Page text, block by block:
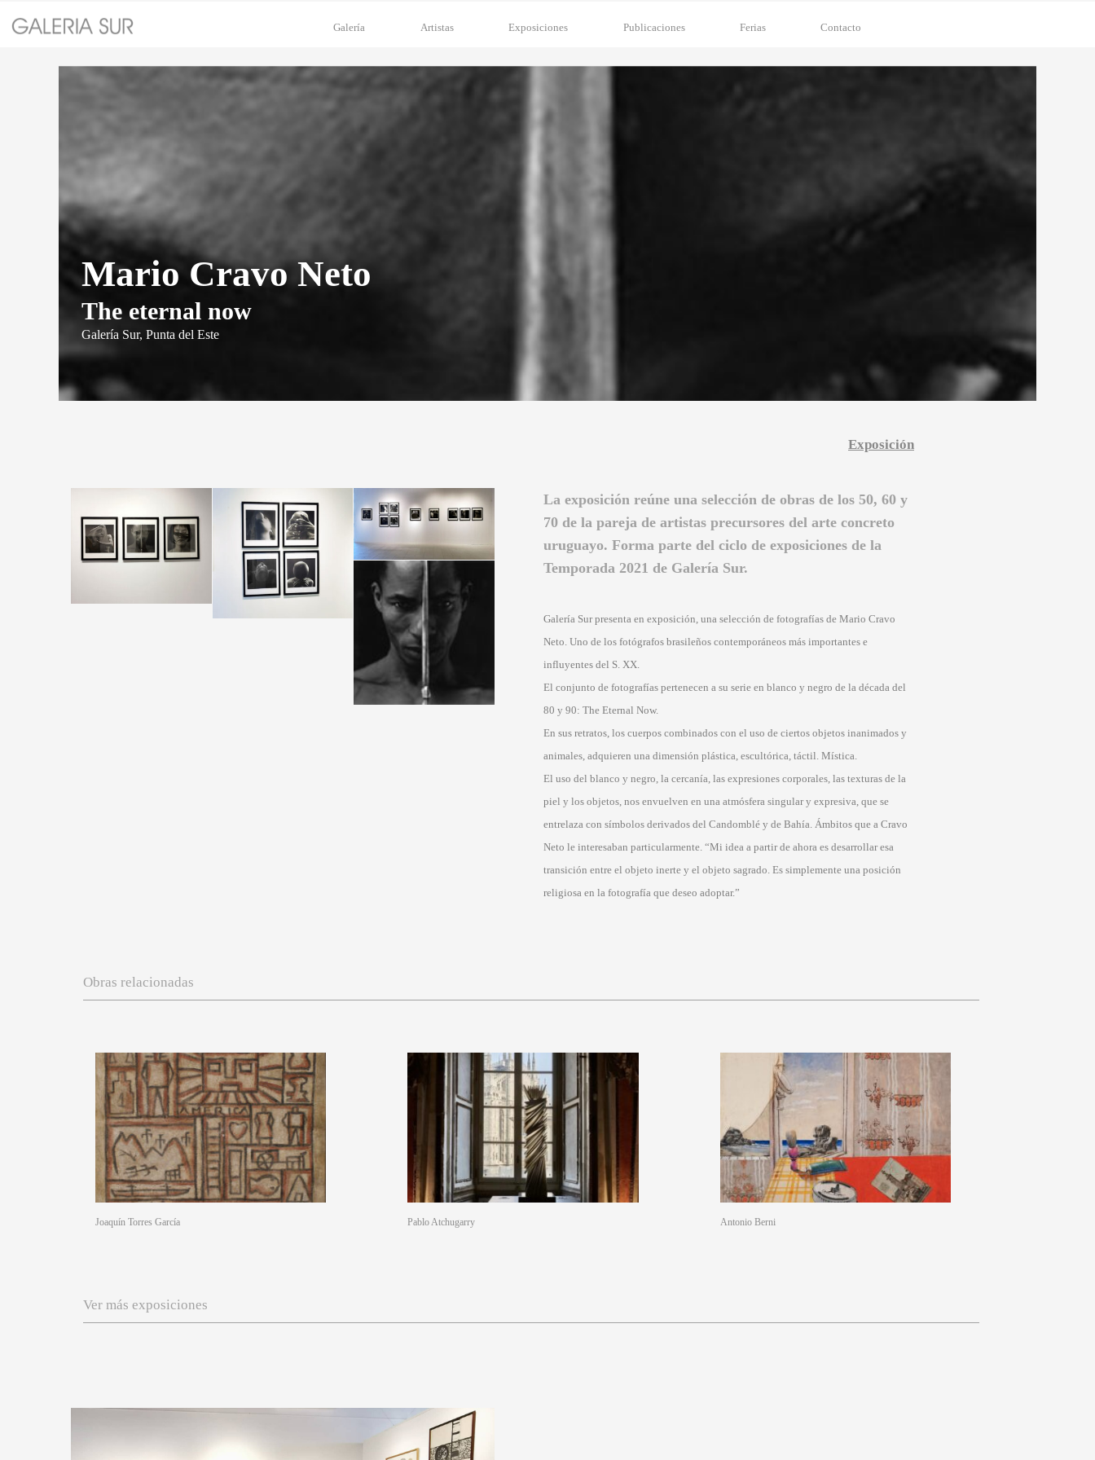
Galería Artistas Exposiciones Publicaciones Ferias Contacto
Mario Cravo Neto
The eternal now
Galería Sur, Punta del Este
Exposición
La exposición reúne una selección de obras de los 50, 60 y
70 de la pareja de artistas precursores del arte concreto
uruguayo. Forma parte del ciclo de exposiciones de la
Temporada 2021 de Galería Sur.
Galería Sur presenta en exposición, una selección de fotografías de Mario Cravo
Neto. Uno de los fotógrafos brasileños contemporáneos más importantes e
influyentes del S. XX.
El conjunto de fotografías pertenecen a su serie en blanco y negro de la década del
80 y 90: The Eternal Now.
En sus retratos, los cuerpos combinados con el uso de ciertos objetos inanimados y
animales, adquieren una dimensión plástica, escultórica, táctil. Mística.
El uso del blanco y negro, la cercanía, las expresiones corporales, las texturas de la
piel y los objetos, nos envuelven en una atmósfera singular y expresiva, que se
entrelaza con símbolos derivados del Candomblé y de Bahía. Ámbitos que a Cravo
Neto le interesaban particularmente. “Mi idea a partir de ahora es desarrollar esa
transición entre el objeto inerte y el objeto sagrado. Es simplemente una posición
religiosa en la fotografía que deseo adoptar.”
Obras relacionadas
Joaquín Torres García Pablo Atchugarry Antonio Berni
Ver más exposiciones